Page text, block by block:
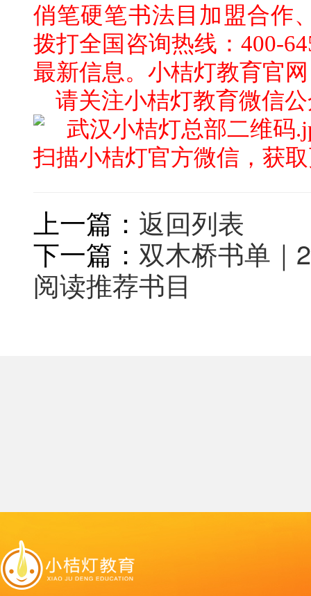
俏笔硬笔书法目加盟合作
拨打全国咨询热线：400-
最新信息。 小桔灯教育官
请关注小桔灯教育微信
扫描小桔灯官方微信，获
上一篇： 返回列表
下一篇： 双木桥书单｜
阅读推荐书目